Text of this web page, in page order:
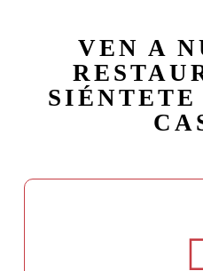
VEN A
SIÉNTETE